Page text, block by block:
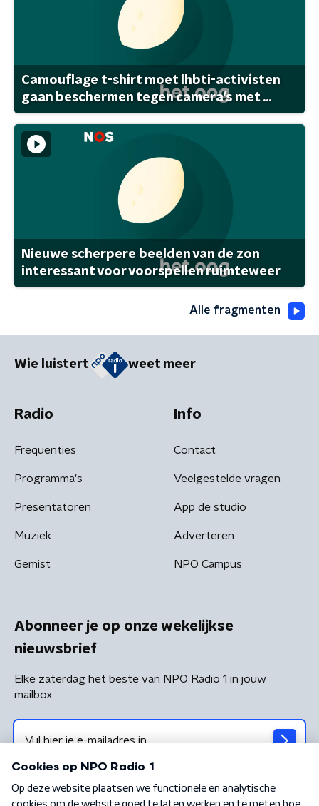
Camouflage t-shirt moet lhbti-activisten
gaan beschermen tegen camera's met ...
Nieuwe scherpere beelden van de zon
interessant voor voorspellen ruimteweer
Alle fragmenten
Wie luistert weet meer
Radio
Frequenties
Programma's
Presentatoren
Muziek
Gemist
Info
Contact
Veelgestelde vragen
App de studio
Adverteren
NPO Campus
Abonneer je op onze wekelijkse
nieuwsbrief
Elke zaterdag het beste van NPO Radio 1 in jouw
mailbox